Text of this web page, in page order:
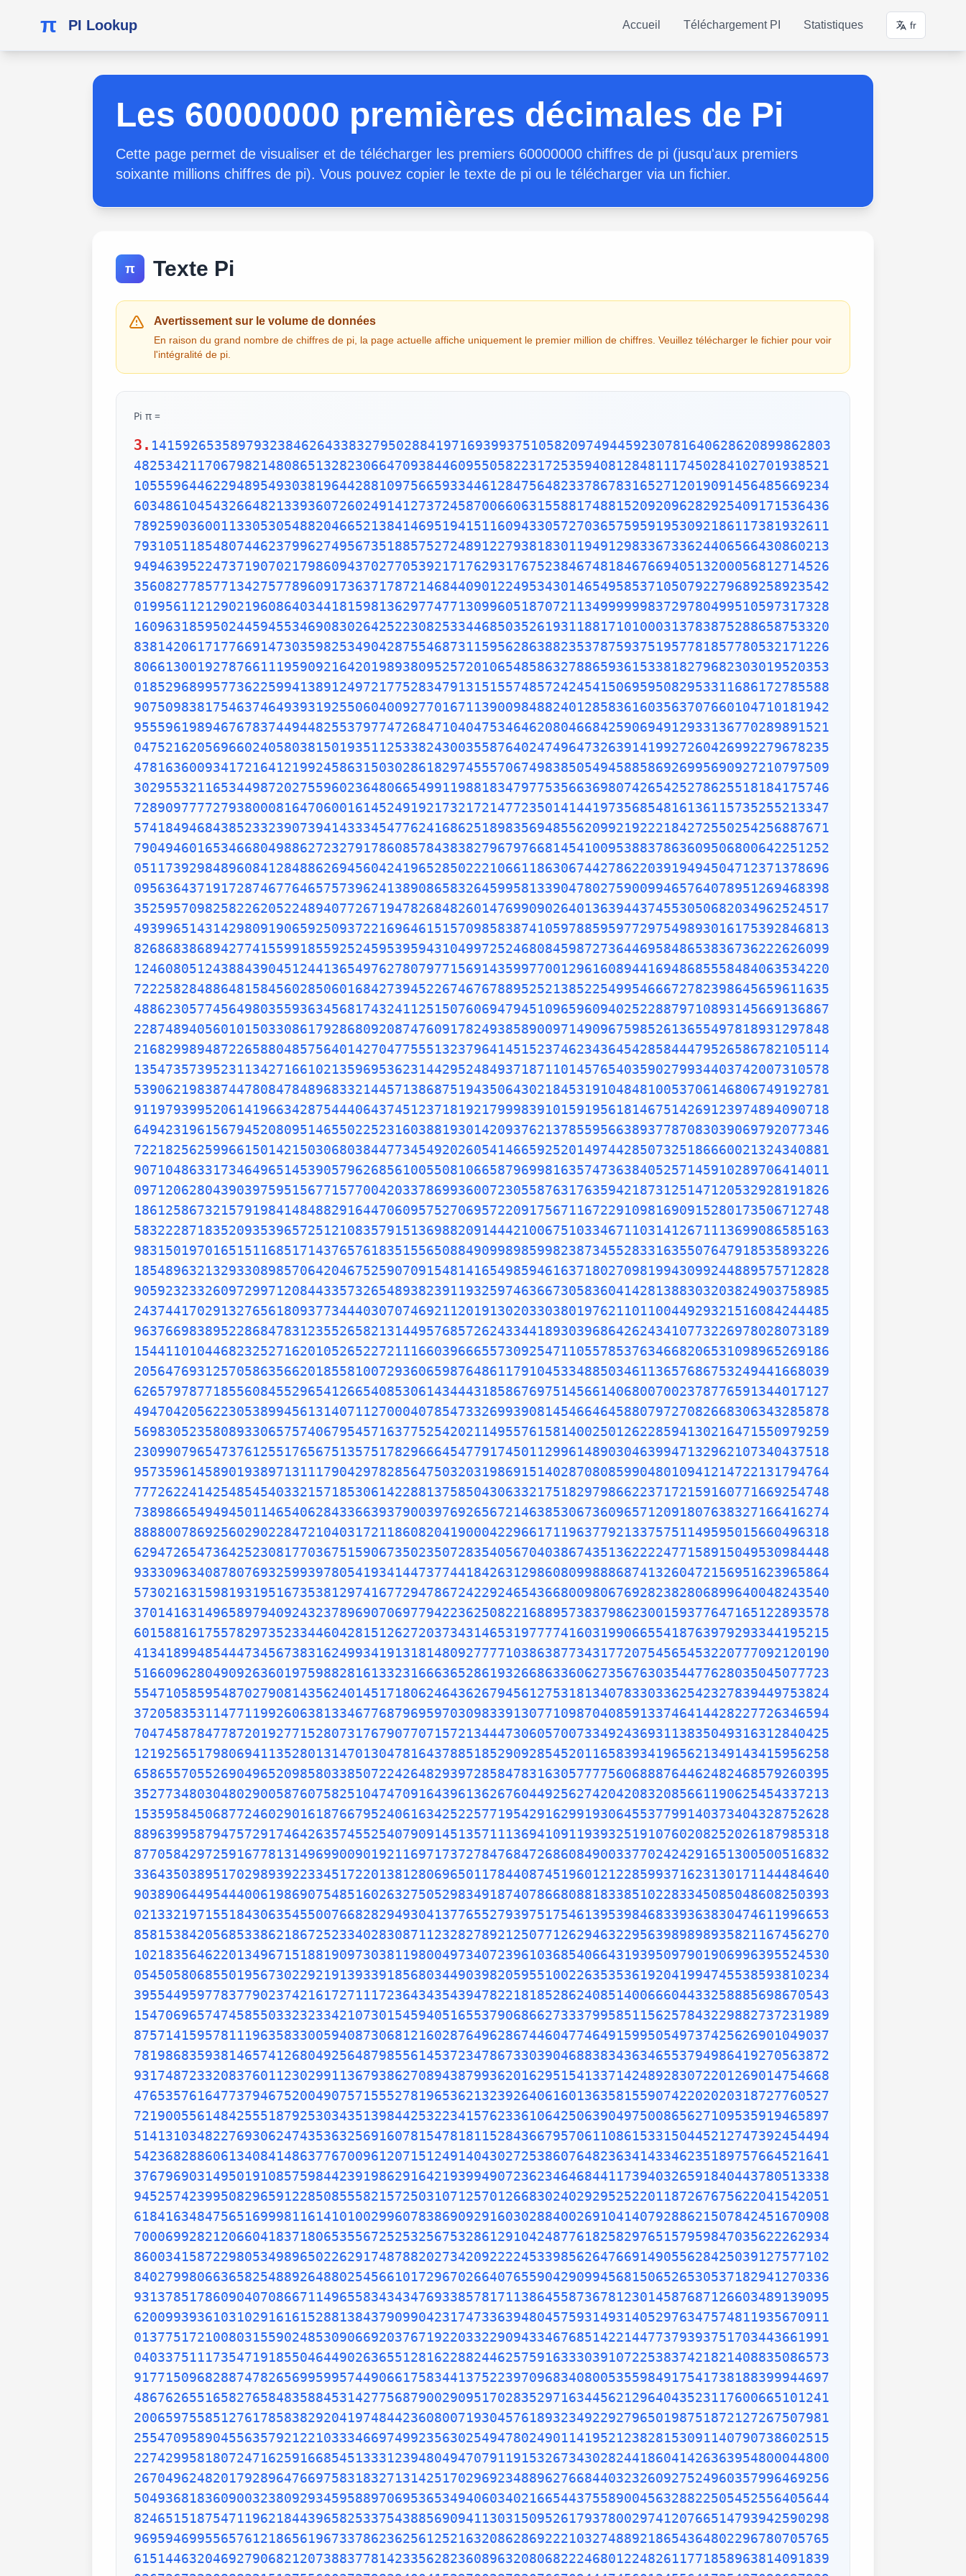
π PI Lookup Accueil Téléchargement PI Statistiques fr
Les 60000000 premières décimales de Pi
Cette page permet de visualiser et de télécharger les premiers 60000000 chiffres de pi (jusqu'aux premiers
soixante millions chiffres de pi). Vous pouvez copier le texte de pi ou le télécharger via un fichier.
π Texte Pi
Avertissement sur le volume de données
En raison du grand nombre de chiffres de pi, la page actuelle affiche uniquement le premier million de chiffres. Veuillez télécharger le fichier pour voir
l'intégralité de pi.
Pi π =
3. 1415926535897932384626433832795028841971693993751058209749445923078164062862089986280348253421170679821480865132823066470938446095505822317253594081284811174502841027019385211055596446229489549303819644288109756659334461284756482337867831652712019091456485669234603486104543266482133936072602491412737245870066063155881748815209209628292540917153643678925903600113305305488204665213841469519415116094330572703657595919530921861173819326117931051185480744623799627495673518857527248912279381830119491298336733624406566430860213949463952247371907021798609437027705392171762931767523846748184676694051320005681271452635608277857713427577896091736371787214684409012249534301465495853710507922796892589235420199561121290219608640344181598136297747713099605187072113499999983729780499510597317328160963185950244594553469083026425223082533446850352619311881710100031378387528865875332083814206171776691473035982534904287554687311595628638823537875937519577818577805321712268066130019278766111959092164201989380952572010654858632788659361533818279682303019520353018529689957736225994138912497217752834791315155748572424541506959508295331168617278558890750983817546374649393192550604009277016711390098488240128583616035637076601047101819429555961989467678374494482553797747268471040475346462080466842590694912933136770289891521047521620569660240580381501935112533824300355876402474964732639141992726042699227967823547816360093417216412199245863150302861829745557067498385054945885869269956909272107975093029553211653449872027559602364806654991198818347977535663698074265425278625518184175746728909777727938000816470600161452491921732172147723501414419735685481613611573525521334757418494684385233239073941433345477624168625189835694855620992192221842725502542568876717904946016534668049886272327917860857843838279679766814541009538837863609506800642251252051173929848960841284886269456042419652850222106611863067442786220391949450471237137869609563643719172874677646575739624138908658326459958133904780275900994657640789512694683983525957098258226205224894077267194782684826014769909026401363944374553050682034962524517493996514314298091906592509372216964615157098583874105978859597729754989301617539284681382686838689427741559918559252459539594310499725246808459872736446958486538367362226260991246080512438843904512441365497627807977156914359977001296160894416948685558484063534220722258284886481584560285060168427394522674676788952521385225499546667278239864565961163548862305774564980355936345681743241125150760694794510965960940252288797108931456691368672287489405601015033086179286809208747609178249385890097149096759852613655497818931297848216829989487226588048575640142704775551323796414515237462343645428584447952658678210511413547357395231134271661021359695362314429524849371871101457654035902799344037420073105785390621983874478084784896833214457138687519435064302184531910484810053706146806749192781911979399520614196634287544406437451237181921799983910159195618146751426912397489409071864942319615679452080951465502252316038819301420937621378559566389377870830390697920773467221825625996615014215030680384477345492026054146659252014974428507325186660021324340881907104863317346496514539057962685610055081066587969981635747363840525714591028970641401109712062804390397595156771577004203378699360072305587631763594218731251471205329281918261861258673215791984148488291644706095752706957220917567116722910981690915280173506712748583222871835209353965725121083579151369882091444210067510334671103141267111369908658516398315019701651511685171437657618351556508849099898599823873455283316355076479185358932261854896321329330898570642046752590709154814165498594616371802709819943099244889575712828905923233260972997120844335732654893823911932597463667305836041428138830320382490375898524374417029132765618093773444030707469211201913020330380197621101100449293215160842444859637669838952286847831235526582131449576857262433441893039686426243410773226978028073189154411010446823252716201052652272111660396665573092547110557853763466820653109896526918620564769312570586356620185581007293606598764861179104533488503461136576867532494416680396265797877185560845529654126654085306143444318586769751456614068007002378776591344017127494704205622305389945613140711270004078547332699390814546646458807972708266830634328587856983052358089330657574067954571637752542021149557615814002501262285941302164715509792592309907965473761255176567513575178296664547791745011299614890304639947132962107340437518957359614589019389713111790429782856475032031986915140287080859904801094121472213179476477726224142548545403321571853061422881375850430633217518297986622371721591607716692547487389866549494501146540628433663937900397692656721463853067360965712091807638327166416274888800786925602902284721040317211860820419000422966171196377921337575114959501566049631862947265473642523081770367515906735023507283540567040386743513622224771589150495309844489333096340878076932599397805419341447377441842631298608099888687413260472156951623965864573021631598193195167353812974167729478672422924654366800980676928238280689964004824354037014163149658979409243237896907069779422362508221688957383798623001593776471651228935786015881617557829735233446042815126272037343146531977774160319906655418763979293344195215413418994854447345673831624993419131814809277771038638773431772075456545322077709212019051660962804909263601975988281613323166636528619326686336062735676303544776280350450777235547105859548702790814356240145171806246436267945612753181340783303362542327839449753824372058353114771199260638133467768796959703098339130771098704085913374641442822772634659470474587847787201927715280731767907707157213444730605700733492436931138350493163128404251219256517980694113528013147013047816437885185290928545201165839341965621349143415956258658655705526904965209858033850722426482939728584783163057777560688876446248246857926039535277348030480290058760758251047470916439613626760449256274204208320856611906254543372131535958450687724602901618766795240616342522577195429162991930645537799140373404328752628889639958794757291746426357455254079091451357111369410911939325191076020825202618798531887705842972591677813149699009019211697173727847684726860849003377024242916513005005168323364350389517029893922334517220138128069650117844087451960121228599371623130171144484640903890644954440061986907548516026327505298349187407866808818338510228334508504860825039302133219715518430635455007668282949304137765527939751754613953984683393638304746119966538581538420568533862186725233402830871123282789212507712629463229563989898935821167456270102183564622013496715188190973038119800497340723961036854066431939509790190699639552453005450580685501956730229219139339185680344903982059551002263535361920419947455385938102343955449597783779023742161727111723643435439478221818528624085140066604433258885698670543154706965747458550332323342107301545940516553790686627333799585115625784322988273723198987571415957811196358330059408730681216028764962867446047746491599505497374256269010490377819868359381465741268049256487985561453723478673303904688383436346553794986419270563872931748723320837601123029911367938627089438799362016295154133714248928307220126901475466847653576164773794675200490757155527819653621323926406160136358155907422020203187277605277219005561484255518792530343513984425322341576233610642506390497500865627109535919465897514131034822769306247435363256916078154781811528436679570611086153315044521274739245449454236828860613408414863776700961207151249140430272538607648236341433462351897576645216413767969031495019108575984423919862916421939949072362346468441173940326591840443780513338945257423995082965912285085558215725031071257012668302402929525220118726767562204154205161841634847565169998116141010029960783869092916030288400269104140792886215078424516709087000699282120660418371806535567252532567532861291042487761825829765157959847035622262934860034158722980534989650226291748788202734209222245339856264766914905562842503912757710284027998066365825488926488025456610172967026640765590429099456815065265305371829412703369313785178609040708667114965583434347693385781711386455873678123014587687126603489139095620099393610310291616152881384379099042317473363948045759314931405297634757481193567091101377517210080315590248530906692037671922033229094334676851422144773793937517034436619910403375111735471918550464490263655128162288244625759163330391072253837421821408835086573917715096828874782656995995744906617583441375223970968340800535598491754173818839994469748676265516582765848358845314277568790029095170283529716344562129640435231176006651012412006597558512761785838292041974844236080071930457618932349229279650198751872127267507981255470958904556357921221033346697499235630254947802490114195212382815309114079073860251522742995818072471625916685451333123948049470791191532673430282441860414263639548000448002670496248201792896476697583183271314251702969234889627668440323260927524960357996469256504936818360900323809293459588970695365349406034021665443755890045632882250545255640564482465151875471196218443965825337543885690941130315095261793780029741207665147939425902989695946995565761218656196733786236256125216320862869222103274889218654364802296780705765615144632046927906821207388377814233562823608963208068222468012248261177185896381409183903673672220888321513755600372798394004152970028783076670944474560134556417254370906979396122571429894671543578468788614445812314593571984922528471605049221242470141214780573455105008019086996033027634787081081754501193071412233908663938339529425786905076431006383519834389341596131854347546495569781038293097164651438407007073604112373599843452251610507027056235266012764848308407611830130527932054274628654036036745328651057065874882256981579367897669742205750596834408697350201410206723585020072452256326513410559240190274216248439140359989535394590944070469120914093870012645600162374288021092764579310657922955249887275846101264836999892256959688159205600101655256375678